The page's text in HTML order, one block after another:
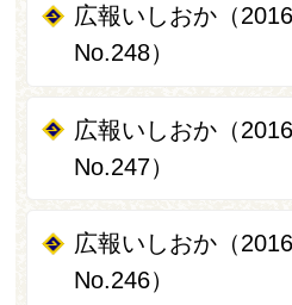
広報いしおか（
No.248）
広報いしおか（
No.247）
広報いしおか（
No.246）